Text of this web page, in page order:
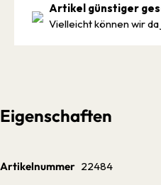
Artikel günstiger
Vielleicht können wir da
Eigenschaften
Artikelnummer 22484